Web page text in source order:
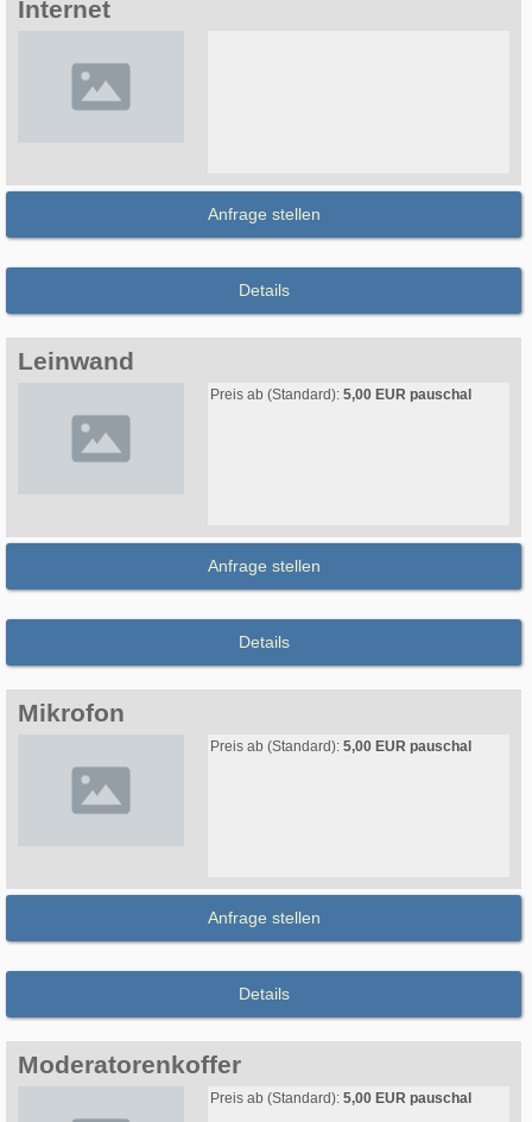
Internet
Anfrage stellen
Details
Leinwand
Preis ab (Standard): 5,00 EUR pauschal
Anfrage stellen
Details
Mikrofon
Preis ab (Standard): 5,00 EUR pauschal
Anfrage stellen
Details
Moderatorenkoffer
Preis ab (Standard): 5,00 EUR pauschal